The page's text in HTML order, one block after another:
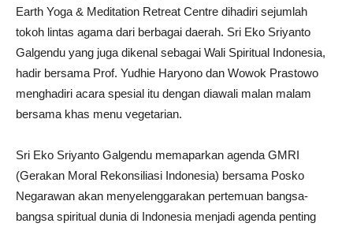
Earth Yoga & Meditation Retreat Centre dihadiri sejumlah
tokoh lintas agama dari berbagai daerah. Sri Eko Sriyanto
Galgendu yang juga dikenal sebagai Wali Spiritual Indonesia,
hadir bersama Prof. Yudhie Haryono dan Wowok Prastowo
menghadiri acara spesial itu dengan diawali malan malam
bersama khas menu vegetarian.
Sri Eko Sriyanto Galgendu memaparkan agenda GMRI
(Gerakan Moral Rekonsiliasi Indonesia) bersama Posko
Negarawan akan menyelenggarakan pertemuan bangsa-
bangsa spiritual dunia di Indonesia menjadi agenda penting